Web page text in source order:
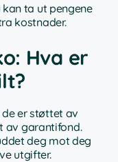
ta ut pengene
kostnader.
Hva er
er støttet av
av garantifond.
deg mot deg
utgifter.